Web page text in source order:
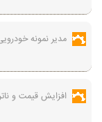
مدیر نمونه
افزایش قیمت و